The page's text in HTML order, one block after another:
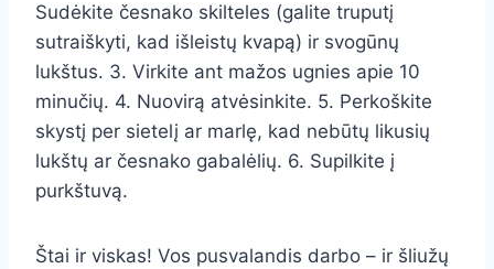
Sudėkite česnako skilteles (galite truputį
sutraiškyti, kad išleistų kvapą) ir svogūnų
lukštus. 3. Virkite ant mažos ugnies apie 10
minučių. 4. Nuovirą atvėsinkite. 5. Perkoškite
skystį per sietelį ar marlę, kad nebūtų likusių
lukštų ar česnako gabalėlių. 6. Supilkite į
purkštuvą.
Štai ir viskas! Vos pusvalandis darbo – ir šliužų